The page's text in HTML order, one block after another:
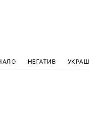
НЕГАТИВ